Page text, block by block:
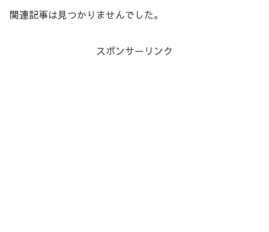
関連記事は見つかりませんでした。
スポンサーリンク